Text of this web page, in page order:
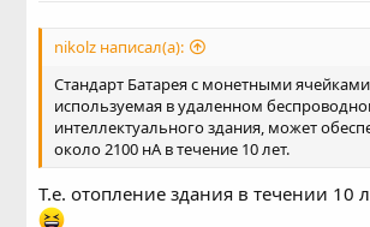
nikolz написал(а):
Стандарт Батарея с монетными ячейками
используемая в удаленном
интеллектуального здания, может
около 2100 нА в течение 10 лет.
Т.е. отопление здания в течении 10